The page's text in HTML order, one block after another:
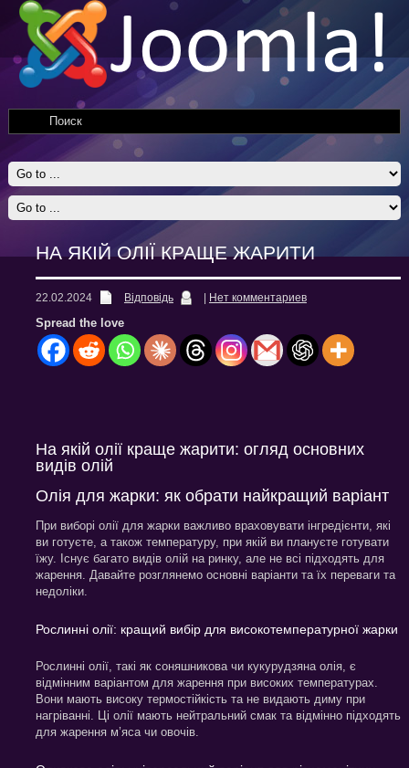
НА ЯКІЙ ОЛІЇ КРАЩЕ ЖАРИТИ
22.02.2024 Відповідь Нет комментариев
Spread the love
На якій олії краще жарити: огляд основних
видів олій
Олія для жарки: як обрати найкращий варіант
При виборі олії для жарки важливо враховувати інгредієнти, які
ви готуєте, а також температуру, при якій ви плануєте готувати
їжу. Існує багато видів олій на ринку, але не всі підходять для
жарення. Давайте розглянемо основні варіанти та їх переваги та
недоліки.
Рослинні олії: кращий вибір для високотемпературної жарки
Рослинні олії, такі як соняшникова чи кукурудзяна олія, є
відмінним варіантом для жарення при високих температурах.
Вони мають високу термостійкість та не видають диму при
нагріванні. Ці олії мають нейтральний смак та відмінно підходять
для жарення м’яса чи овочів.